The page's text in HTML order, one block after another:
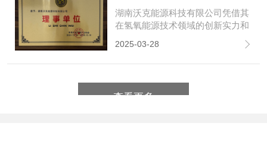
湖南沃克能源科技有限公司凭借其
在氢氧能源技术领域的创新实力和
变压器协会，并荣任理事单位。标
志着沃克能源在变压器及电力能源
2025-03-28
查看更多